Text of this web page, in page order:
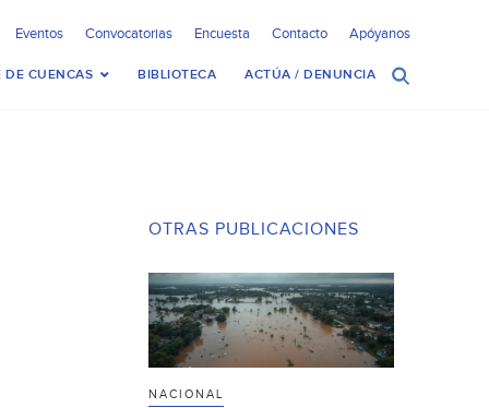
Eventos Convocatorias Encuesta Contacto Apóyanos
DE CUENCAS BIBLIOTECA ACTÚA / DENUNCIA
OTRAS PUBLICACIONES
NACIONAL